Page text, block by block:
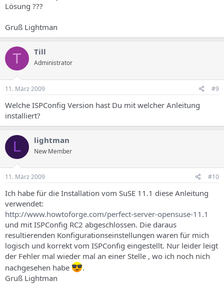
Lösung ???
Gruß Lightman
T Till
Administrator
11. März 2009 #9
Welche ISPConfig Version hast Du mit welcher Anleitung
installiert?
L lightman
New Member
11. März 2009 #10
Ich habe für die Installation vom SuSE 11.1 diese Anleitung
verwendet:
http://www.howtoforge.com/perfect-server-opensuse-11.1
und mit ISPConfig RC2 abgeschlossen. Die daraus
resultierenden Konfigurationseinstellungen waren für mich
logisch und korrekt vom ISPConfig eingestellt. Nur leider leigt
der Fehler mal wieder mal an einer Stelle , wo ich noch nich
nachgesehen habe
.
Gruß Lightman